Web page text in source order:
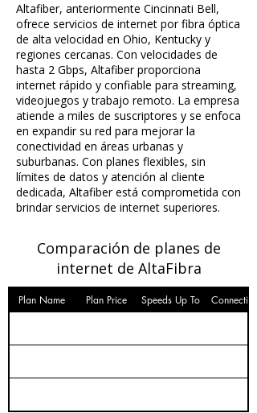
Altafiber, anteriormente Cincinnati Bell,
ofrece servicios de internet por fibra óptica
de alta velocidad en Ohio, Kentucky y
regiones cercanas. Con velocidades de
hasta 2 Gbps, Altafiber proporciona
internet rápido y confiable para streaming,
videojuegos y trabajo remoto. La empresa
atiende a miles de suscriptores y se enfoca
en expandir su red para mejorar la
conectividad en áreas urbanas y
suburbanas. Con planes flexibles, sin
límites de datos y atención al cliente
dedicada, Altafiber está comprometida con
brindar servicios de internet superiores.
Comparación de planes de
internet de AltaFibra
Plan Name Plan Price Speeds Up To Connection